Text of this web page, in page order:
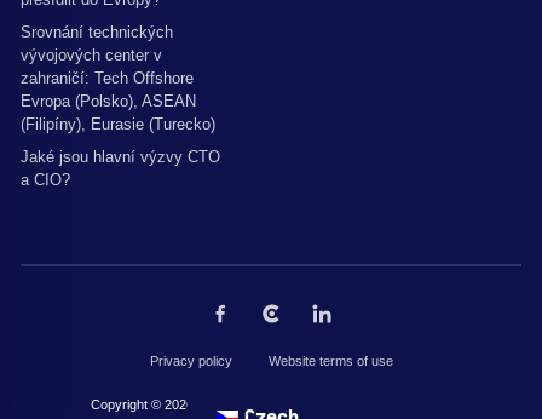
Srovnání technických
vývojových center v
zahraničí: Tech Offshore
Evropa (Polsko), ASEAN
(Filipíny), Eurasie (Turecko)
Jaké jsou hlavní výzvy CTO
a CIO?
Privacy policy Website terms of use
Copyright © 2026 by The Codest. Všechna práva vyhrazena.